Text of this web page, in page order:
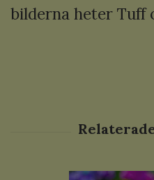
bilderna heter Tuff